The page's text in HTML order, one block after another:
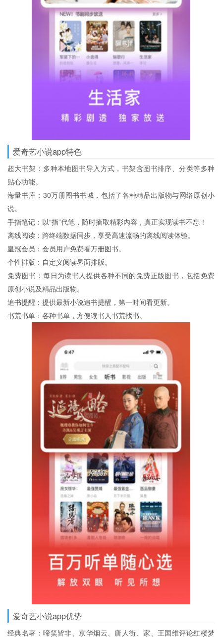
爱奇艺小说app特色
超大书架：多种本地图书导入方式，书架含图书排序、分类等多种
贴心功能。
海量书库：30万册图书书城，包括了各种精品出版物与网络原创小
说。
手指笔记：以“指”代笔，随时摘取精彩内容，真正实现读书不忘！
离线阅读：跨终端数据同步，享受高速流畅的离线阅读体验。
皇冠会员：会员用户免费看万册图书。
个性排版：自定义阅读界面排版。
免费图书：每日为读书人提供各种不同的免费正版图书，包括免费
原创小说及精品出版物。
追书提醒：提供最新小说追书提醒，第一时间看更新。
书荒书单：各种书单，方便读书人书荒找书。
爱奇艺小说app优势
经典名著：啼笑皆非、京华烟云、唐人街、家、王国维评论红楼梦